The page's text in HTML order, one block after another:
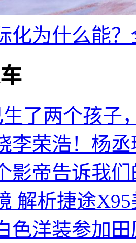
化为什么能？
生了两个孩子
李荣浩！杨
影帝告诉我
解析捷途
色洋装参加